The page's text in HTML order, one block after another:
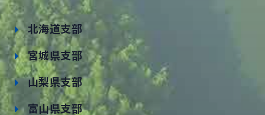
北海道支部
宮城県支部
山梨県支部
富山県支部